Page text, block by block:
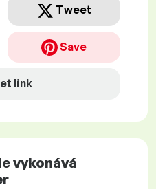
Tweet
Save
link
vykonává